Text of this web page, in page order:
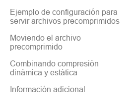
Ejemplo de configuración para
servir archivos precomprimidos
Moviendo el archivo
precomprimido
Combinando compresión
dinámica y estática
Información adicional